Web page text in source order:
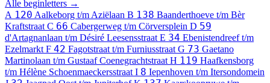
Alle beginletters →
A 120 Aalkeborg t/m Aziëlaan B 138 Baanderthoeve t/m Bèr
Kraftstraat C 66 Cabergerweg t/m Cörversplein D 59
d'Artagnanlaan t/m Désiré Leesensstraat E 34 Ebenistendreef t/m
Ezelmarkt F 42 Fagotstraat t/m Furniusstraat G 73 Gaetano
Martinolaan t/m Gustaaf Coenegrachtstraat H 119 Haafkensborg
t/m Hélène Schoenmaeckersstraat I 8 Iepenhoven t/m Itersondomein